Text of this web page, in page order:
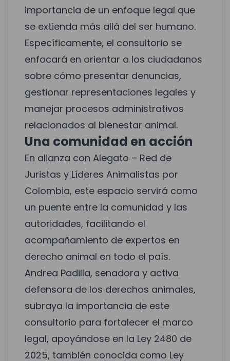
importancia de un enfoque legal que
se extienda más allá del ser humano.
Específicamente, el consultorio se
enfocará en orientar a los ciudadanos
sobre cómo presentar denuncias,
gestionar representaciones legales y
manejar procesos administrativos
relacionados al bienestar animal.
Una comunidad en acción
En alianza con Alegato – Red de
Juristas y Líderes Animalistas por
Colombia, este espacio servirá como
un puente entre la comunidad y las
autoridades, facilitando el
acompañamiento de expertos en
derecho animal en todo el país.
Andrea Padilla, senadora y activa
defensora de los derechos animales,
subraya la importancia de este
consultorio para fortalecer el marco
legal, apoyándose en la Ley 2480 de
2025, también conocida como Ley